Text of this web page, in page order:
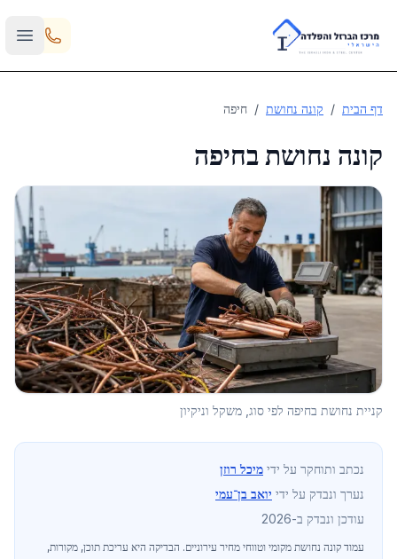
Skip to main content
דף הבית / קונה נחושת / חיפה
קונה נחושת בחיפה
קניית נחושת בחיפה לפי סוג, משקל וניקיון
נכתב ותוחקר על ידי מיכל רוזן
נערך ונבדק על ידי יואב בן־עמי
עודכן ונבדק ב-2026
עמוד קונה נחושת מקומי וטווחי מחיר עירוניים. הבדיקה היא עריכת תוכן, מקורות,